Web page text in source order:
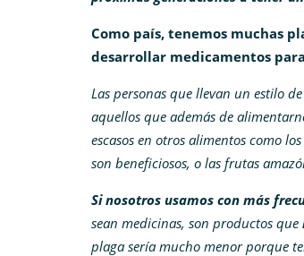
Como país, tenemos muchas
desarrollar medicamentos
Las personas que llevan un estilo
aquellos que además de
escasos en otros alimentos como
son beneficiosos, o las frutas
Si nosotros usamos con más
sean medicinas, son productos que
plaga sería mucho menor porque